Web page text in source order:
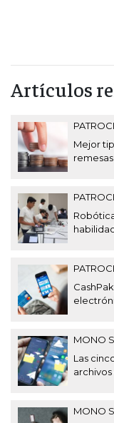
Artículos
Mejor
remesas
MONO
Las
MONO